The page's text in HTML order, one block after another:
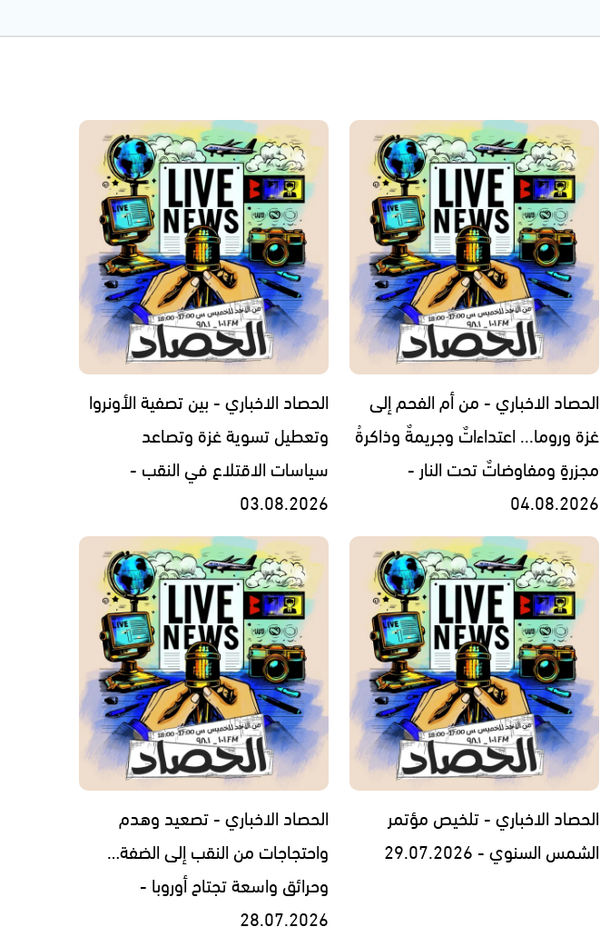
الحصاد الاخباري - من أم الفحم إلى
غزة وروما... اعتداءاتٌ وجريمةٌ وذاكرةُ
مجزرةٍ ومفاوضاتٌ تحت النار -
04.08.2026
الحصاد الاخباري - بين تصفية الأونروا
وتعطيل تسوية غزة وتصاعد
سياسات الاقتلاع في النقب -
03.08.2026
الحصاد الاخباري - تلخيص مؤتمر
الشمس السنوي - 29.07.2026
الحصاد الاخباري - تصعيد وهدم
واحتجاجات من النقب إلى الضفة…
وحرائق واسعة تجتاح أوروبا -
28.07.2026